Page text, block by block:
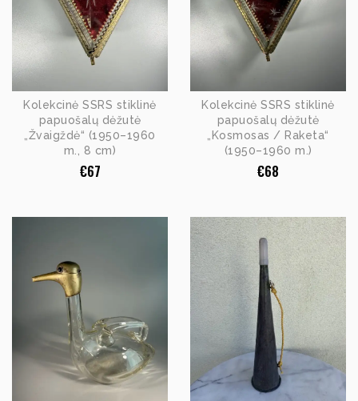
Kolekcinė SSRS stiklinė
papuošalų dėžutė
„Žvaigždė“ (1950–1960
m., 8 cm)
€67
Kolekcinė SSRS stiklinė
papuošalų dėžutė
„Kosmosas / Raketa“
(1950–1960 m.)
€68